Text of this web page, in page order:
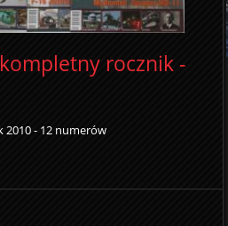
rocznik -
- 12 numerów